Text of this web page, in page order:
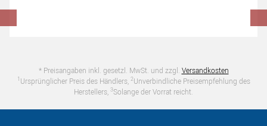
* Preisangaben inkl. gesetzl. MwSt. und zzgl. Versandkosten
1 Ursprünglicher Preis des Händlers, 2Unverbindliche Preisempfehlung des
Herstellers, 3Solange der Vorrat reicht.